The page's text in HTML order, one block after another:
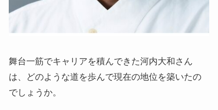
舞台一筋でキャリアを積んできた河内大和さん
は、どのような道を歩んで現在の地位を築いたの
でしょうか。